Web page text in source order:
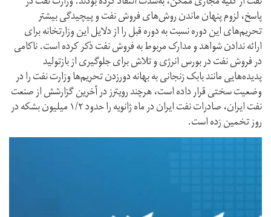
پاسخ، لزوم پنهان ماندن روش‌های فروش نفت و پیچیدگی بیشتر
تحریم‌های این دوره نسبت به دوره قبل را از دلایل این وزارتخانه برای
ارائه ندادن شواهد و مدارک مربوط به فروش نفت ذکر کرده است. ناکامی
در فروش نفت در بورس انرژی و تلاش برای جلوگیری از بازتولید
پدیده‌هایی مانند بابک زنجانی به بهانه دور‌زدن تحریم‌ها وزارت نفت را در
وضعیت سختی قرار داده است، هرچند رویترز در آخرین گزارشش از صنعت
نفت ایران، صادرات نفت ایران در ماه ژانویه را حدود ۱/۲ میلیون بشکه در
روز تخمین زده است.